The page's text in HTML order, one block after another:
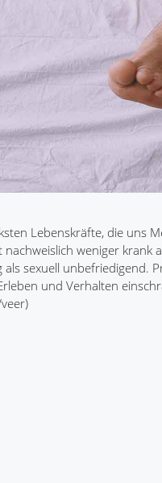
Lebenskräfte, die uns
nachweislich weniger
als sexuell unbefriedigend.
und Verhalten